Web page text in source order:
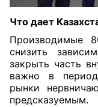
Что дает
Производимые
снизить
закрыть часть
важно в
рынки
предсказуемым.